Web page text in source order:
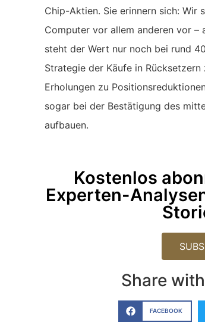
Chip-Aktien. Sie erinnern sich: Wir
Computer vor allem anderen vor –
steht der Wert nur noch bei rund
Strategie der Käufe in
Erholungen zu
sogar bei der Bestätigung des
aufbauen.
Kostenlos
Experten-
Share
FACEBOOK